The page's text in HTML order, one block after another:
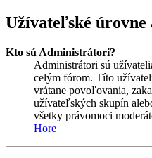
Užívateľské úrovne
Kto sú Administrátori?
Administrátori sú
celým fórom. Títo
vrátane povoľovania,
užívateľských skupín
všetky právomoci
Hore